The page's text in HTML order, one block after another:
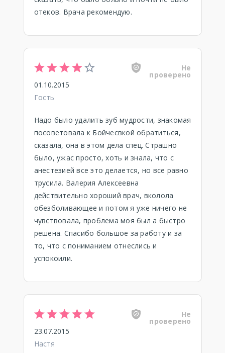
отеков. Врача рекомендую.
Не
проверено
01.10.2015
Гость
Надо было удалить зуб мудрости, знакомая
посоветовала к Бойчесвкой обратиться,
сказала, она в этом дела спец. Страшно
было, ужас просто, хоть и знала, что с
анестезией все это делается, но все равно
трусила. Валерия Алексеевна
действительно хороший врач, вколола
обезболивающее и потом я уже ничего не
чувствовала, проблема моя был а быстро
решена. Спасибо большое за работу и за
то, что с пониманием отнеслись и
успокоили.
Не
проверено
23.07.2015
Настя